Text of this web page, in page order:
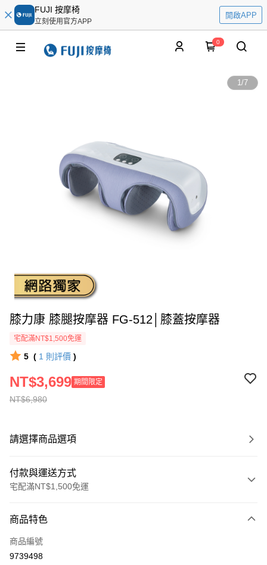
FUJI 按摩椅
立刻使用官方APP
開啟APP
0
1/7
膝力康 膝腿按摩器 FG-512│膝蓋按摩器
宅配滿NT$1,500免運
5 ( 1 則評價 )
NT$6,980
NT$3,699 期間限定
請選擇商品選項
付款與運送方式
宅配滿NT$1,500免運
信用卡一次付款
LINE Pay
商品特色
商品編號
9739498